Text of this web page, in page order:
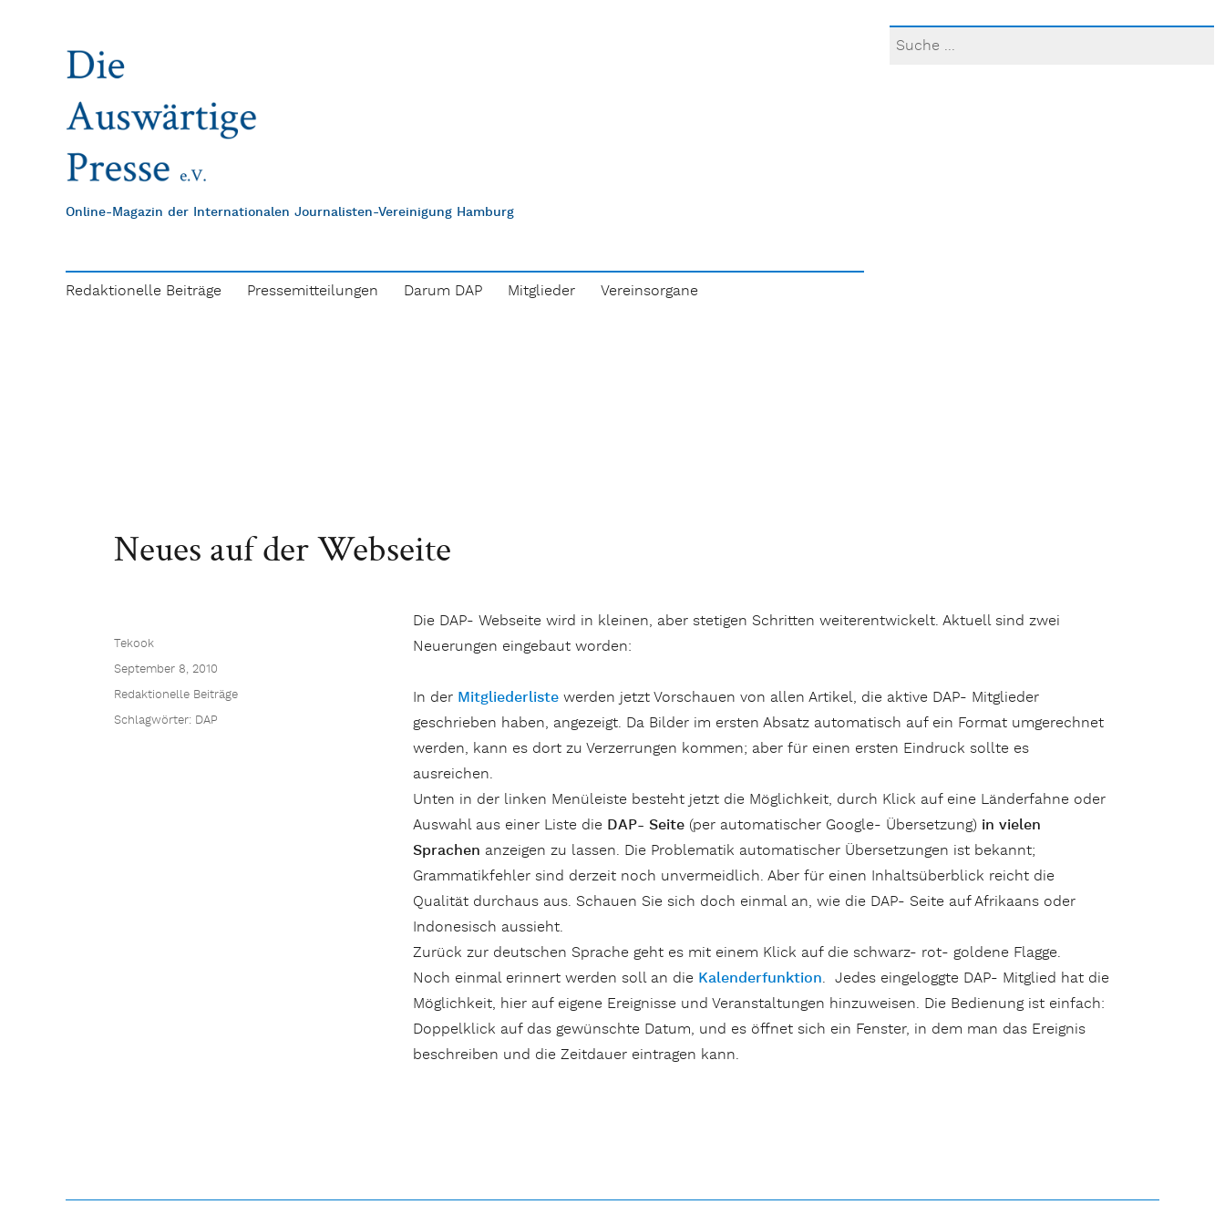
Online-Magazin der Internationalen Journalisten-Vereinigung Hamburg
Redaktionelle Beiträge Pressemitteilungen Darum DAP Mitglieder Vereinsorgane
Neues auf der Webseite
Die DAP- Webseite wird in kleinen, aber stetigen Schritten weiterentwickelt. Aktuell sind zwei
Neuerungen eingebaut worden:
In der Mitgliederliste werden jetzt Vorschauen von allen Artikel, die aktive DAP- Mitglieder
geschrieben haben, angezeigt. Da Bilder im ersten Absatz automatisch auf ein Format umgerechnet
werden, kann es dort zu Verzerrungen kommen; aber für einen ersten Eindruck sollte es
ausreichen.
Unten in der linken Menüleiste besteht jetzt die Möglichkeit, durch Klick auf eine Länderfahne oder
Auswahl aus einer Liste die DAP- Seite (per automatischer Google- Übersetzung) in vielen
Sprachen anzeigen zu lassen. Die Problematik automatischer Übersetzungen ist bekannt;
Grammatikfehler sind derzeit noch unvermeidlich. Aber für einen Inhaltsüberblick reicht die
Qualität durchaus aus. Schauen Sie sich doch einmal an, wie die DAP- Seite auf Afrikaans oder
Indonesisch aussieht.
Zurück zur deutschen Sprache geht es mit einem Klick auf die schwarz- rot- goldene Flagge.
Noch einmal erinnert werden soll an die Kalenderfunktion. Jedes eingeloggte DAP- Mitglied hat die
Möglichkeit, hier auf eigene Ereignisse und Veranstaltungen hinzuweisen. Die Bedienung ist einfach:
Doppelklick auf das gewünschte Datum, und es öffnet sich ein Fenster, in dem man das Ereignis
beschreiben und die Zeitdauer eintragen kann.
Tekook
September 8, 2010
Redaktionelle Beiträge
Schlagwörter: DAP